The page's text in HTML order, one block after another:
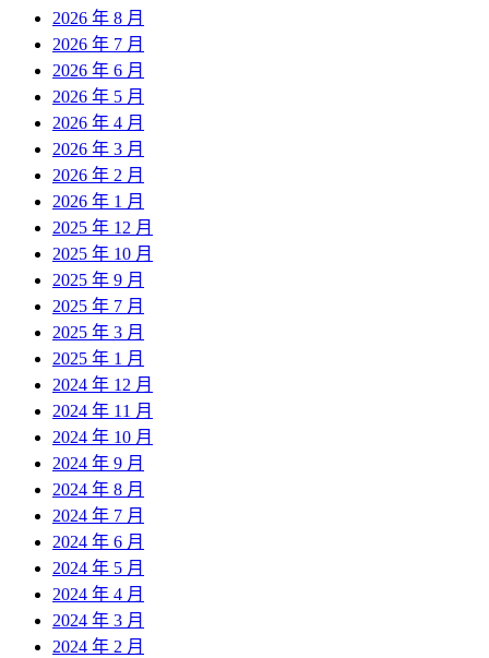
2026 年 8 月
2026 年 7 月
2026 年 6 月
2026 年 5 月
2026 年 4 月
2026 年 3 月
2026 年 2 月
2026 年 1 月
2025 年 12 月
2025 年 10 月
2025 年 9 月
2025 年 7 月
2025 年 3 月
2025 年 1 月
2024 年 12 月
2024 年 11 月
2024 年 10 月
2024 年 9 月
2024 年 8 月
2024 年 7 月
2024 年 6 月
2024 年 5 月
2024 年 4 月
2024 年 3 月
2024 年 2 月